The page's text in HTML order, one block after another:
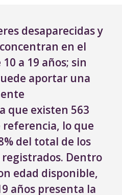
desaparecidas y
en el
a 19 años; sin
aportar una
que existen 563
referencia, lo que
del total de los
registrados. Dentro
edad disponible,
años presenta la